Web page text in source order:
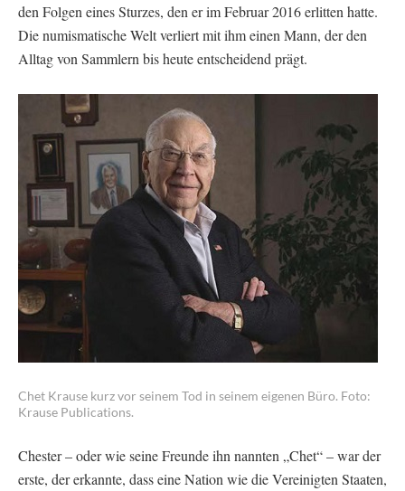
den Folgen eines Sturzes, den er im Februar 2016 erlitten hatte.
Die numismatische Welt verliert mit ihm einen Mann, der den
Alltag von Sammlern bis heute entscheidend prägt.
Chet Krause kurz vor seinem Tod in seinem eigenen Büro. Foto:
Krause Publications.
Chester – oder wie seine Freunde ihn nannten „Chet“ – war der
erste, der erkannte, dass eine Nation wie die Vereinigten Staaten,